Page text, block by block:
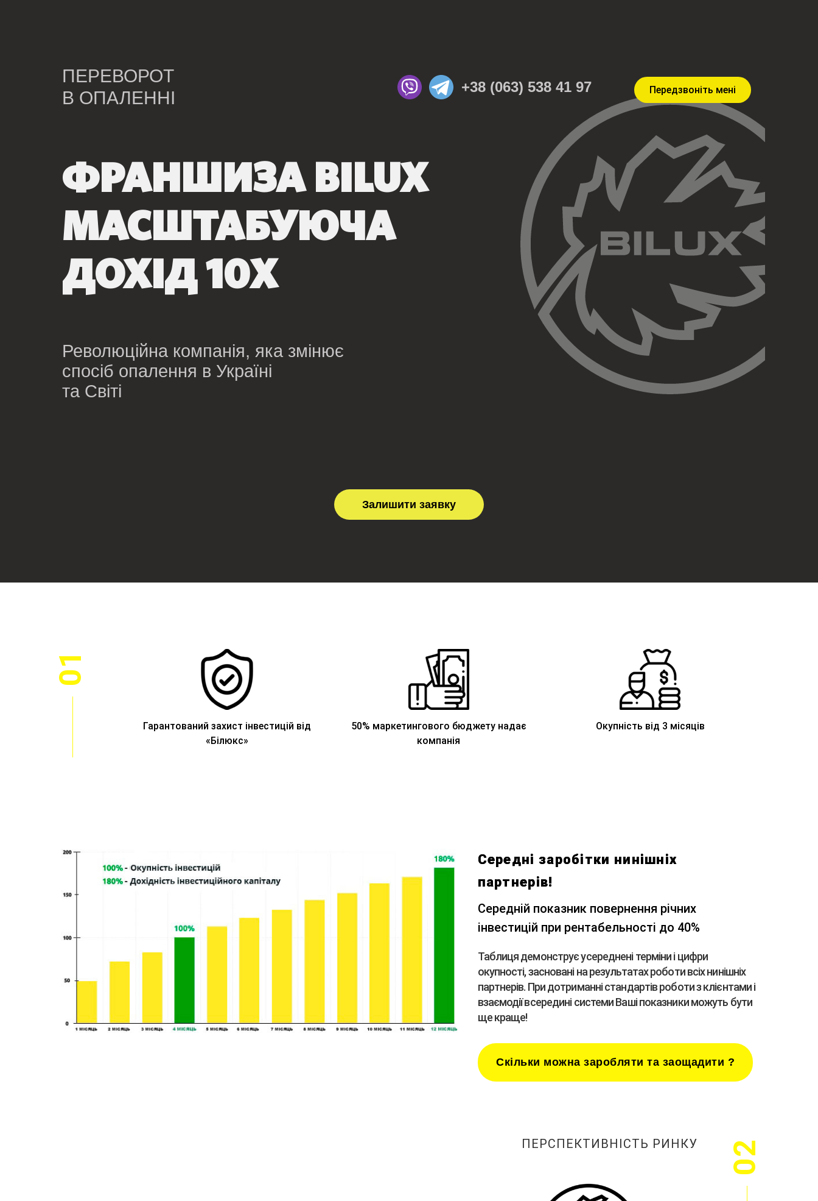
ПЕРЕВОРОТ
В ОПАЛЕННІ
+38 (063) 538 41 97 Передзвоніть мені
ФРАНШИЗА BILUX
МАСШТАБУЮЧА
ДОХІД 10Х
Революційна компанія, яка змінює
спосіб опалення в Україні
та Світі
Залишити заявку
01
Гарантований захист інвестицій від
«Білюкс»
50% маркетингового бюджету надає
компанія
Окупність від 3 місяців
Середні заробітки нинішніх
партнерів!
Середній показник повернення річних
інвестицій при рентабельності до 40%
Таблиця демонструє усереднені терміни і цифри
окупності, засновані на результатах роботи всіх нинішніх
партнерів. При дотриманні стандартів роботи з клієнтами і
взаємодії всередині системи Ваші показники можуть бути
ще краще!
Скільки можна заробляти та заощадити ?
ПЕРСПЕКТИВНІСТЬ РИНКУ 02